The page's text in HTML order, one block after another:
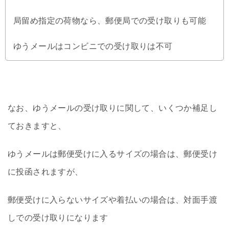
局留め指定の荷物なら、郵便局での受け取りも可能
ゆうメールはコンビニでの受け取りは不可
なお、ゆうメールの受け取りに関して、いくつか補足し
ておきますと、
ゆうメールは郵便受けに入るサイズの場合は、郵便受け
に投函されますが、
郵便受けに入らないサイズや着払いの場合は、対面手渡
しでの受け取りになります